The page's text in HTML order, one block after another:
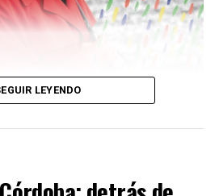
LEYENDO